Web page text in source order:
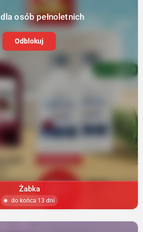
osób pełnoletnich
Odblokuj
Żabka
do końca 13 dni